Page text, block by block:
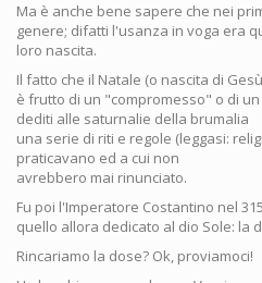
Ma è anche bene sapere che nei
genere; difatti l'usanza in voga era
loro nascita.
Il fatto che il Natale (o nascita di
è frutto di un "compromesso" o di
dediti alle saturnalie della brumalia
una serie di riti e regole (leggasi:
praticavano ed a cui non
avrebbero mai rinunciato.
Fu poi l'Imperatore Costantino nel
quello allora dedicato al dio Sole: la
Rincariamo la dose? Ok, proviamoci!